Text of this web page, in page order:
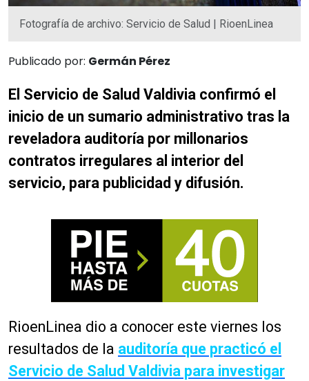
Fotografía de archivo: Servicio de Salud | RioenLinea
Publicado por: Germán Pérez
El Servicio de Salud Valdivia confirmó el
inicio de un sumario administrativo tras la
reveladora auditoría por millonarios
contratos irregulares al interior del
servicio, para publicidad y difusión.
RioenLinea dio a conocer este viernes los
resultados de la auditoría que practicó el
Servicio de Salud Valdivia para investigar